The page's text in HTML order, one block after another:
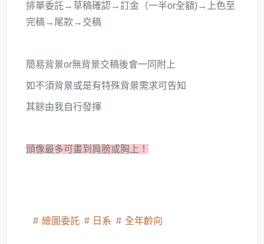
排單委託→草稿確認→訂金（一半or全額)→上色至
完稿→尾款→交稿
簡易背景or無背景交稿後會一同附上
如不須背景或是有特殊背景需求可告知
其餘由我自行發揮
頭像最多可畫到肩膀或胸上！
繪圖委託 日系 全年齡向